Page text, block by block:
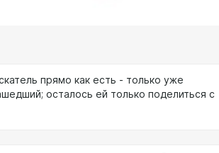
прямо как есть - только уже
осталось ей только поделиться с